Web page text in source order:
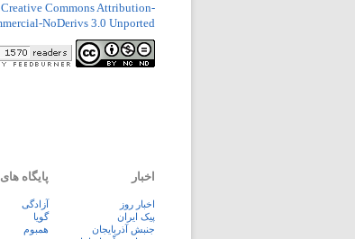
Creative Commons Attribution-
NoDerivs 3.0 Unported
اخبار
اخبار روز
پيک ايران
جنبش آذربایجان
پایگاه
آزادگی
گویا
همبوم